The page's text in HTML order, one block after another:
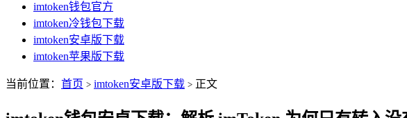
imtoken钱包官方
imtoken冷钱包下载
imtoken安卓版下载
imtoken苹果版下载
当前位置： 首页 > imtoken安卓版下载 > 正文